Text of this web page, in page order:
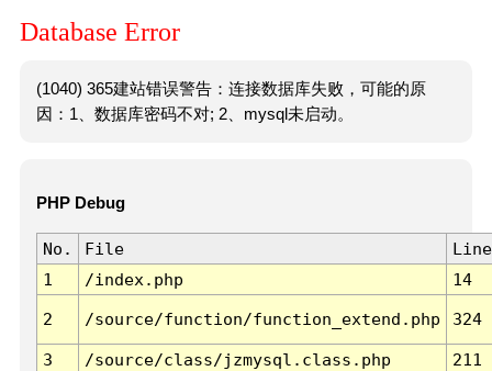
Database Error
(1040) 365建站错误警告：连接数据库失败，可能的原
因：1、数据库密码不对; 2、mysql未启动。
PHP Debug
No. File
Line
1
/index.php 14
2 /source/function/function_extend.php 324
3 /source/class/jzmysql.class.php
211